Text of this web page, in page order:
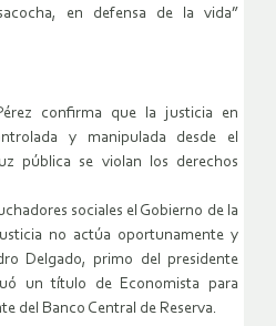
en defensa de la vida”
confirma que la justicia en
y manipulada desde el
pública se violan los derechos
sociales el Gobierno de la
no actúa oportunamente y
Delgado, primo del presidente
un título de Economista para
del Banco Central de Reserva.